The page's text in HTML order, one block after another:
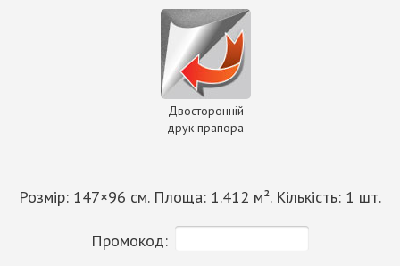
Двосторонній
друк прапора
Розмір: 147×96 см. Площа: 1.412 м². Кількість: 1 шт.
Промокод: